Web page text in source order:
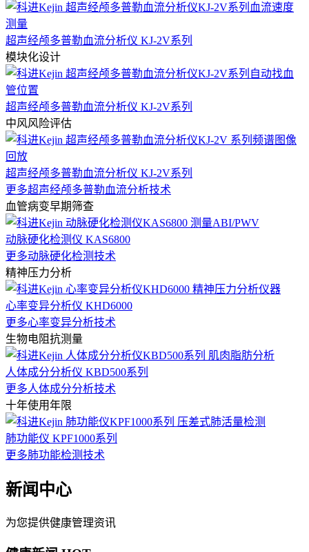
超声经颅多普勒血流分析仪 KJ-2V系列
模块化设计
超声经颅多普勒血流分析仪 KJ-2V系列
中风风险评估
超声经颅多普勒血流分析仪 KJ-2V系列
更多超声经颅多普勒血流分析技术
血管病变早期筛查
动脉硬化检测仪 KAS6800
更多动脉硬化检测技术
精神压力分析
心率变异分析仪 KHD6000
更多心率变异分析技术
生物电阻抗测量
人体成分分析仪 KBD500系列
更多人体成分分析技术
十年使用年限
肺功能仪 KPF1000系列
更多肺功能检测技术
新闻中心
为您提供健康管理资讯